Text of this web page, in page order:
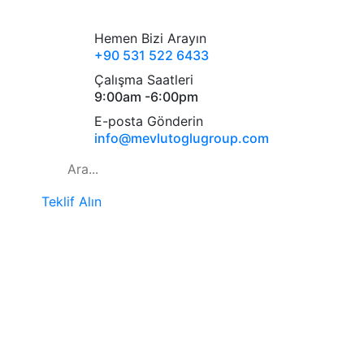
Hemen Bizi Arayın
+90 531 522 6433
Çalışma Saatleri
9:00am -6:00pm
E-posta Gönderin
info@mevlutoglugroup.com
Teklif Alın